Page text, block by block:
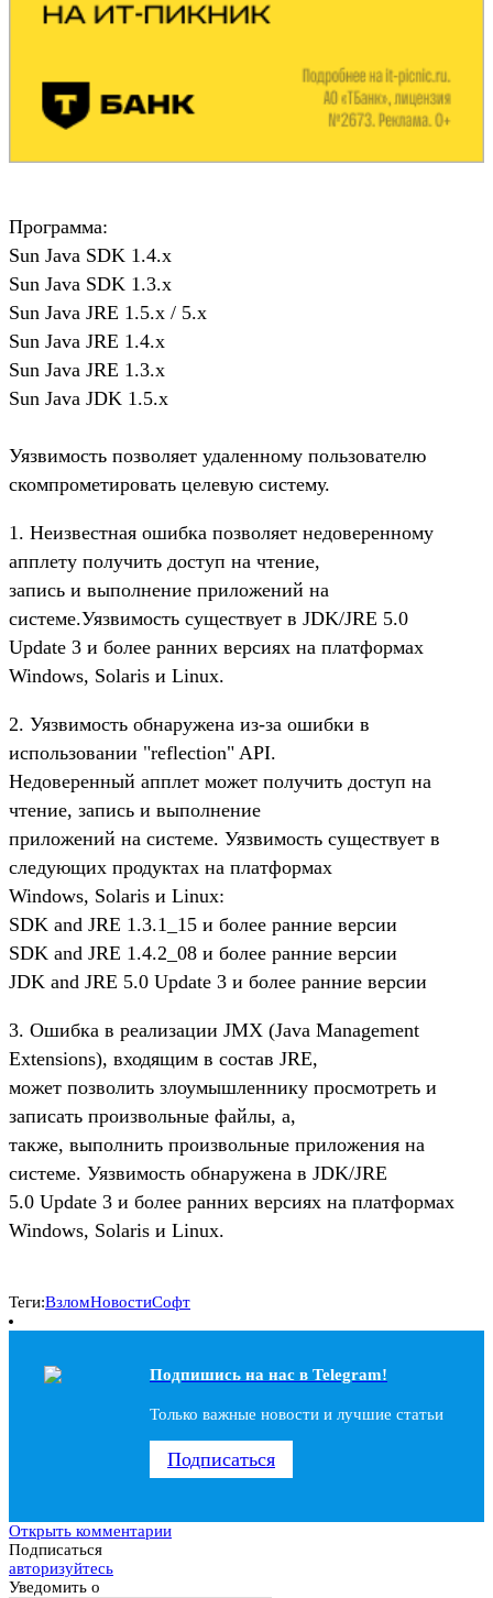
Программа:
Sun Java SDK 1.4.x
Sun Java SDK 1.3.x
Sun Java JRE 1.5.x / 5.x
Sun Java JRE 1.4.x
Sun Java JRE 1.3.x
Sun Java JDK 1.5.x
Уязвимость позволяет удаленному пользователю
скомпрометировать целевую систему.
1. Неизвестная ошибка позволяет недоверенному
апплету получить доступ на чтение,
запись и выполнение приложений на
системе.Уязвимость существует в JDK/JRE 5.0
Update 3 и более ранних версиях на платформах
Windows, Solaris и Linux.
2. Уязвимость обнаружена из-за ошибки в
использовании "reflection" API.
Недоверенный апплет может получить доступ на
чтение, запись и выполнение
приложений на системе. Уязвимость существует в
следующих продуктах на платформах
Windows, Solaris и Linux:
SDK and JRE 1.3.1_15 и более ранние версии
SDK and JRE 1.4.2_08 и более ранние версии
JDK and JRE 5.0 Update 3 и более ранние версии
3. Ошибка в реализации JMX (Java Management
Extensions), входящим в состав JRE,
может позволить злоумышленнику просмотреть и
записать произвольные файлы, а,
также, выполнить произвольные приложения на
системе. Уязвимость обнаружена в JDK/JRE
5.0 Update 3 и более ранних версиях на платформах
Windows, Solaris и Linux.
Теги:ВзломНовостиСофт
Подпишись на наc в Telegram!
Только важные новости и лучшие статьи
Подписаться
Открыть комментарии
Подписаться
авторизуйтесь
Уведомить о